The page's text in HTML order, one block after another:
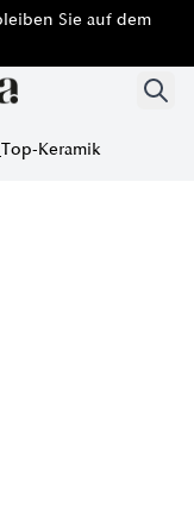
Sie auf dem
Keramik
| Eforma